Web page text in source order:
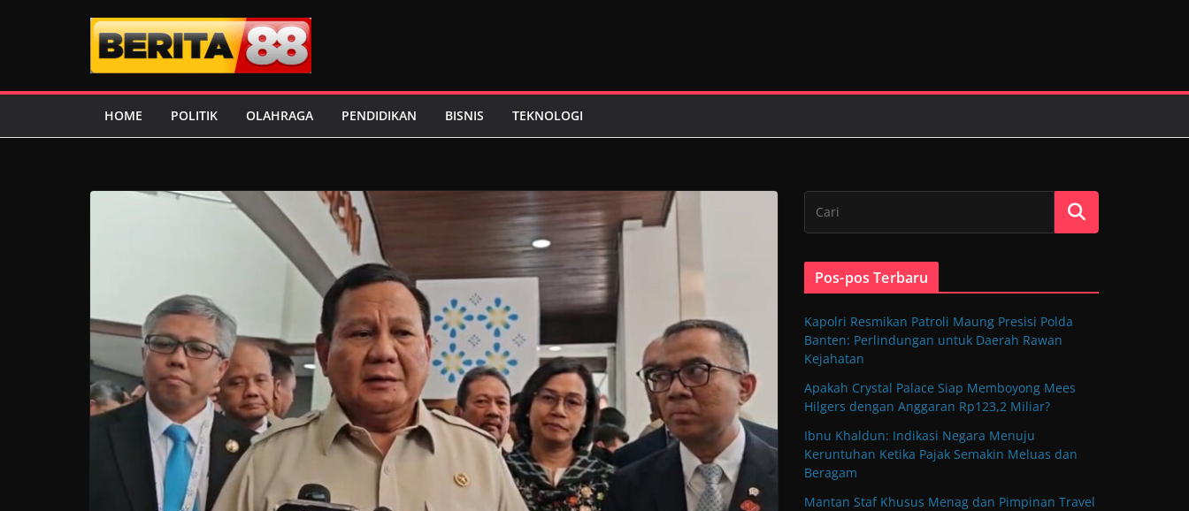
HOME POLITIK OLAHRAGA PENDIDIKAN BISNIS TEKNOLOGI
Pos-pos Terbaru
Kapolri Resmikan Patroli Maung Presisi Polda
Banten: Perlindungan untuk Daerah Rawan
Kejahatan
Apakah Crystal Palace Siap Memboyong Mees
Hilgers dengan Anggaran Rp123,2 Miliar?
Ibnu Khaldun: Indikasi Negara Menuju
Keruntuhan Ketika Pajak Semakin Meluas dan
Beragam
Mantan Staf Khusus Menag dan Pimpinan Travel